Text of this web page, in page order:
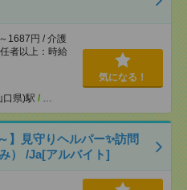
1687円 / 介護
者以上：時給
口県)駅 / …
気になる！
】見守りヘルパー✨訪問
） /Ja[アルバイト]